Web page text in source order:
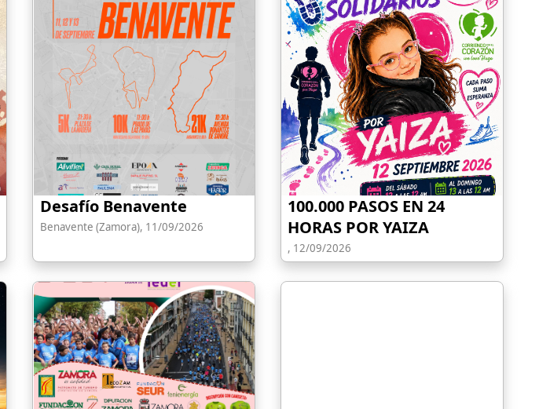
Desafío Benavente
Benavente (Zamora), 11/09/2026
100.000 PASOS EN 24
HORAS POR YAIZA
, 12/09/2026